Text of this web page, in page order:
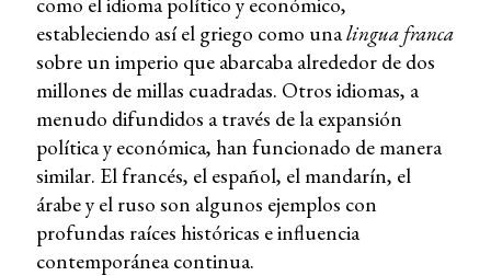
estableciendo así el griego como unalingua franca
sobre un imperio que abarcaba alrededor de dos
millones de millas cuadradas. Otros idiomas, a
menudo difundidos a través de la expansión
política y económica, han funcionado de manera
similar. El francés, el español, el mandarín, el
árabe y el ruso son algunos ejemplos con
profundas raíces históricas e influencia
contemporánea continua.